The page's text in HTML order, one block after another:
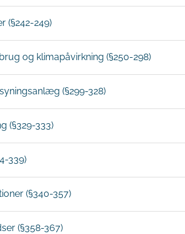
(§242-249)
og klimapåvirkning (§250-298)
(§299-328)
(§329-333)
339)
(§340-357)
(§358-367)